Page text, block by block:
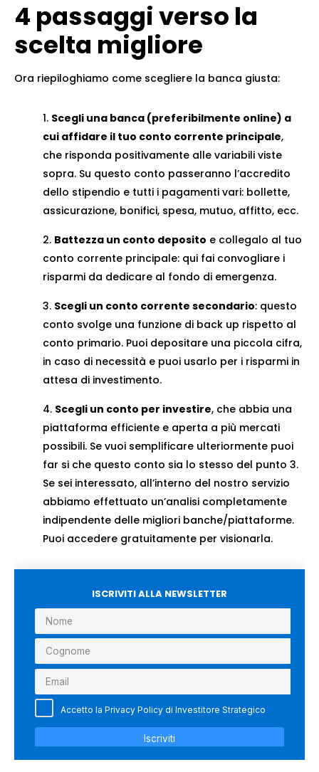
4 passaggi verso la
scelta migliore
Ora riepiloghiamo come scegliere la banca giusta:
Scegli una banca (preferibilmente online) a
cui affidare il tuo conto corrente principale,
che risponda positivamente alle variabili viste
sopra. Su questo conto passeranno l’accredito
dello stipendio e tutti i pagamenti vari: bollette,
assicurazione, bonifici, spesa, mutuo, affitto, ecc.
Battezza un conto deposito e collegalo al tuo
conto corrente principale: qui fai convogliare i
risparmi da dedicare al fondo di emergenza.
Scegli un conto corrente secondario: questo
conto svolge una funzione di back up rispetto al
conto primario. Puoi depositare una piccola cifra,
in caso di necessità e puoi usarlo per i risparmi in
attesa di investimento.
Scegli un conto per investire, che abbia una
piattaforma efficiente e aperta a più mercati
possibili. Se vuoi semplificare ulteriormente puoi
far si che questo conto sia lo stesso del punto 3.
Se sei interessato, all’interno del nostro servizio
abbiamo effettuato un’analisi completamente
indipendente delle migliori banche/piattaforme.
Puoi accedere gratuitamente per visionarla.
ISCRIVITI ALLA NEWSLETTER